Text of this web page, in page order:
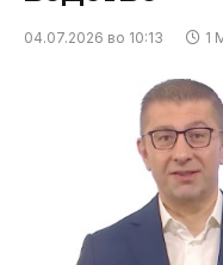
04.07.2026 во 10:13 1